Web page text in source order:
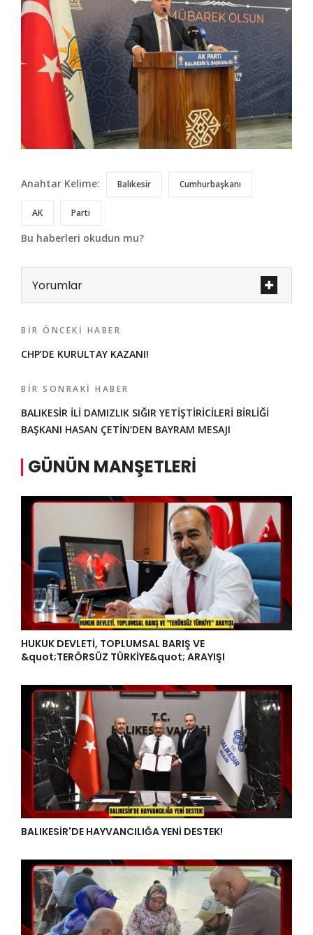
Anahtar Kelime: Balıkesir Cumhurbaşkanı
AK Parti
Bu haberleri okudun mu?
Yorumlar
BIR ÖNCEKI HABER
CHP’DE KURULTAY KAZANI!
BIR SONRAKI HABER
BALIKESİR İLİ DAMIZLIK SIĞIR YETİŞTİRİCİLERİ BİRLİĞİ
BAŞKANI HASAN ÇETİN’DEN BAYRAM MESAJI
GÜNÜN MANŞETLERI
HUKUK DEVLETİ, TOPLUMSAL BARIŞ VE
&quot;TERÖRSÜZ TÜRKİYE&quot; ARAYIŞI
BALIKESİR'DE HAYVANCILIĞA YENİ DESTEK!